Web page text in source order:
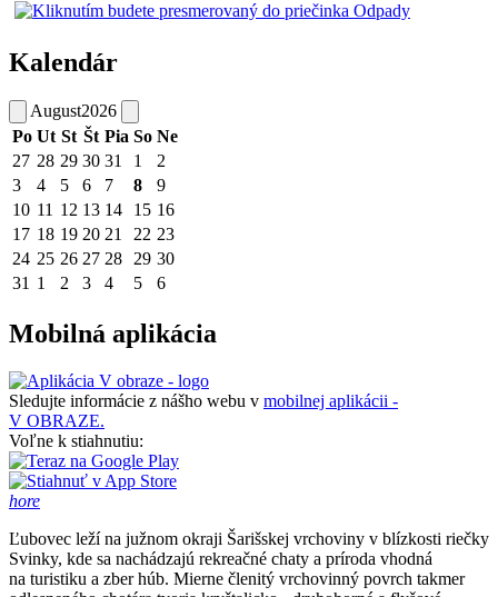
Kalendár
August2026
Po Ut St Št Pia So Ne
27 28 29 30 31 1
2
3
4 5 6 7 8
9
10 11 12 13 14 15 16
17 18 19 20 21 22 23
24 25 26 27 28 29 30
31 1 2 3 4 5 6
Mobilná aplikácia
Sledujte informácie z nášho webu v mobilnej aplikácii -
V OBRAZE.
Voľne k stiahnutiu:
hore
Ľubovec leží na južnom okraji Šarišskej vrchoviny v blízkosti riečky
Svinky, kde sa nachádzajú rekreačné chaty a príroda vhodná
na turistiku a zber húb. Mierne členitý vrchovinný povrch takmer